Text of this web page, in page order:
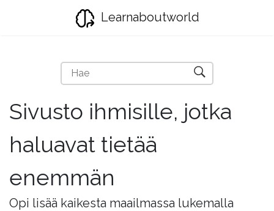
Learnaboutworld
Sivusto ihmisille, jotka
haluavat tietää
enemmän
Opi lisää kaikesta maailmassa lukemalla